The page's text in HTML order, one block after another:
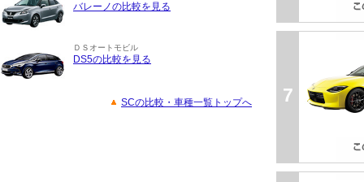
バレーノの比較を見る
ＤＳオートモビル
DS5の比較を見る
SCの比較・車種一覧トップへ 7